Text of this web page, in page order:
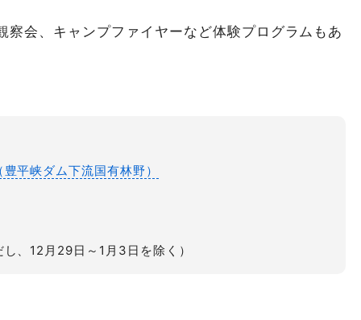
察会、キャンプファイヤーなど体験プログラムもあ
平峡ダム下流国有林野）
、12月29日～1月3日を除く）